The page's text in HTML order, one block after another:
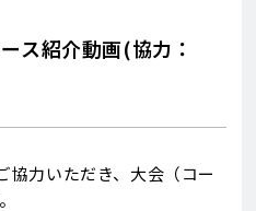
ス紹介動画(協力：
協力いただき、大会（コー